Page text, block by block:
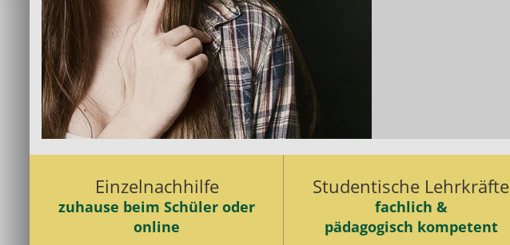
Einzelnachhilfe
zuhause beim Schüler oder
online
Studentische Lehrkräfte
fachlich &
pädagogisch kompetent